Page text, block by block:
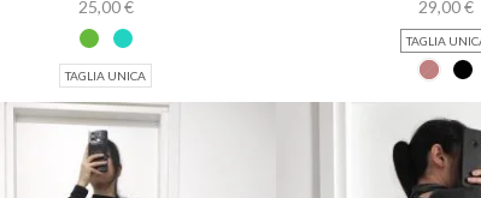
25,00€
TAGLIA UNICA
29,00€
TAGLIA